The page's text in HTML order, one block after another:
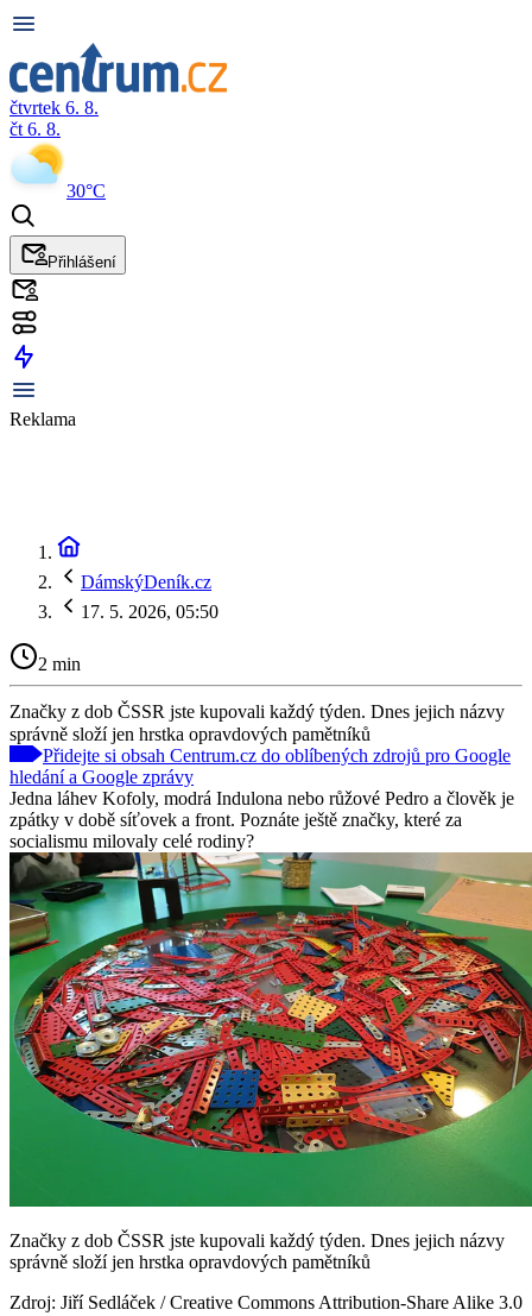
čtvrtek 6. 8.
čt 6. 8.
30°C
Přihlášení
Reklama
DámskýDeník.cz
17. 5. 2026, 05:50
2 min
Značky z dob ČSSR jste kupovali každý týden. Dnes jejich názvy
správně složí jen hrstka opravdových pamětníků
Přidejte si obsah Centrum.cz do oblíbených zdrojů pro Google
hledání a Google zprávy
Jedna láhev Kofoly, modrá Indulona nebo růžové Pedro a člověk je
zpátky v době síťovek a front. Poznáte ještě značky, které za
socialismu milovaly celé rodiny?
Značky z dob ČSSR jste kupovali každý týden. Dnes jejich názvy
správně složí jen hrstka opravdových pamětníků
Zdroj: Jiří Sedláček / Creative Commons Attribution-Share Alike 3.0